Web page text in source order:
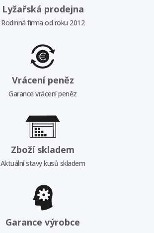
Lyžařská prodejna
Rodinná firma od roku 2012
Vrácení peněz
Garance vrácení peněz
Zboží skladem
Aktuální stavy kusů skladem
Garance výrobce